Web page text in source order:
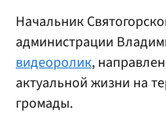
Начальник
администрации
видеоролик,
актуальной жизни на
громады.